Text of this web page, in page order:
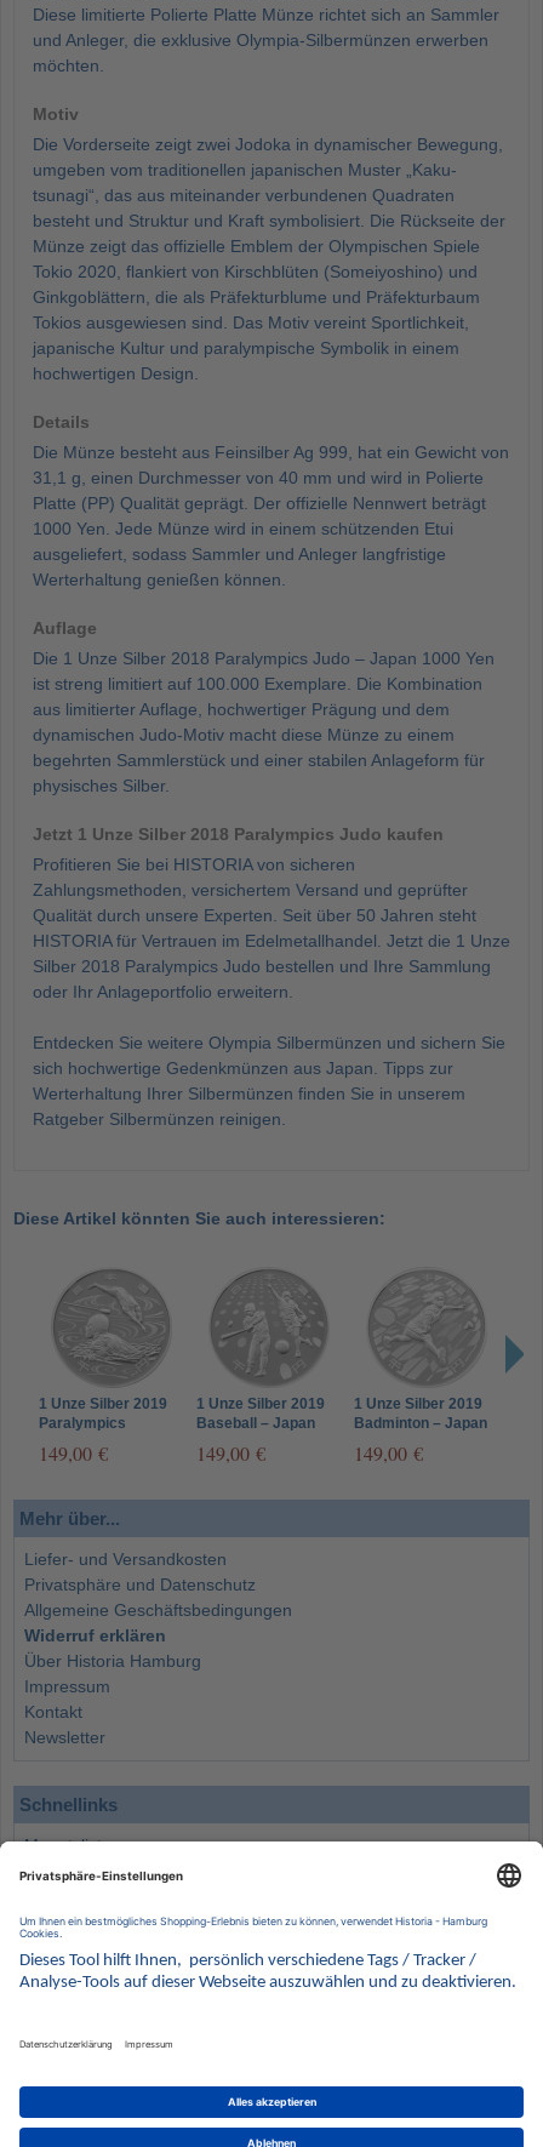
Diese limitierte Polierte Platte Münze richtet sich an Sammler
und Anleger, die exklusive Olympia-Silbermünzen erwerben
möchten.
Motiv
Die Vorderseite zeigt zwei Jodoka in dynamischer Bewegung,
umgeben vom traditionellen japanischen Muster „Kaku-
tsunagi“, das aus miteinander verbundenen Quadraten
besteht und Struktur und Kraft symbolisiert. Die Rückseite der
Münze zeigt das offizielle Emblem der Olympischen Spiele
Tokio 2020, flankiert von Kirschblüten (Someiyoshino) und
Ginkgoblättern, die als Präfekturblume und Präfekturbaum
Tokios ausgewiesen sind. Das Motiv vereint Sportlichkeit,
japanische Kultur und paralympische Symbolik in einem
hochwertigen Design.
Details
Die Münze besteht aus Feinsilber Ag 999, hat ein Gewicht von
31,1 g, einen Durchmesser von 40 mm und wird in Polierte
Platte (PP) Qualität geprägt. Der offizielle Nennwert beträgt
1000 Yen. Jede Münze wird in einem schützenden Etui
ausgeliefert, sodass Sammler und Anleger langfristige
Werterhaltung genießen können.
Auflage
Die 1 Unze Silber 2018 Paralympics Judo – Japan 1000 Yen
ist streng limitiert auf 100.000 Exemplare. Die Kombination
aus limitierter Auflage, hochwertiger Prägung und dem
dynamischen Judo-Motiv macht diese Münze zu einem
begehrten Sammlerstück und einer stabilen Anlageform für
physisches Silber.
Jetzt 1 Unze Silber 2018 Paralympics Judo kaufen
Profitieren Sie bei HISTORIA von sicheren
Zahlungsmethoden, versichertem Versand und geprüfter
Qualität durch unsere Experten. Seit über 50 Jahren steht
HISTORIA für Vertrauen im Edelmetallhandel. Jetzt die 1 Unze
Silber 2018 Paralympics Judo bestellen und Ihre Sammlung
oder Ihr Anlageportfolio erweitern.
Entdecken Sie weitere Olympia Silbermünzen und sichern Sie
sich hochwertige Gedenkmünzen aus Japan. Tipps zur
Werterhaltung Ihrer Silbermünzen finden Sie in unserem
Ratgeber Silbermünzen reinigen.
Diese Artikel könnten Sie auch interessieren:
1 Unze Silber 2019
Paralympics
1000 Yen
149,00 €
1 Unze Silber 2019
Baseball – Japan
149,00 €
1 Unze Silber 2019
Badminton – Japan
149,00 €
Mehr über...
Liefer- und Versandkosten
Privatsphäre und Datenschutz
Allgemeine Geschäftsbedingungen
Widerruf erklären
Über Historia Hamburg
Impressum
Kontakt
Newsletter
Schnellinks
Monatsliste
Angebote
Wissenswertes
Kontakt
Wir behalten uns vor, für ausgewählte Münzen die Differenzbesteuerung gemäß § 25a UStG
anzuwenden.